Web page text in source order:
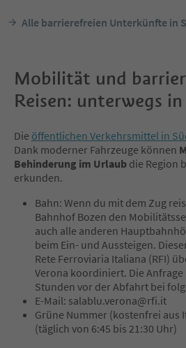
Alle barrierefreien Unterkünfte in
Mobilität und
Reisen: unterwegs
Die öffentlichen Verkehrsmittel in
Dank moderner Fahrzeuge können
Behinderung im Urlaub die Region
erkunden.
Bahn: Wenn du mit dem Zug
Bahnhof Bozen den
auch alle anderen
beim Ein- und Aussteigen.
Rete Ferroviaria Italiana (RFI)
Verona koordiniert. Die
Stunden vor der Abfahrt bei
E-Mail: salablu.verona@rfi.it
Grüne Nummer (kostenfrei aus
(täglich von 6:45 bis 21:30 Uhr)